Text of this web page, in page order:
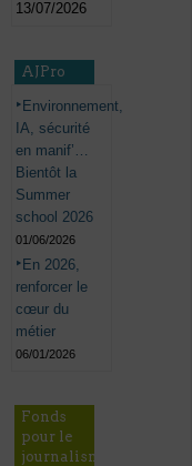
13/07/2026
AJPro
Environnement,
IA, sécurité
en manif’…
Bientôt la
Summer
school 2026
01/06/2026
En 2026,
renforcer le
cœur du
métier
06/01/2026
Fonds
pour le
journalisme